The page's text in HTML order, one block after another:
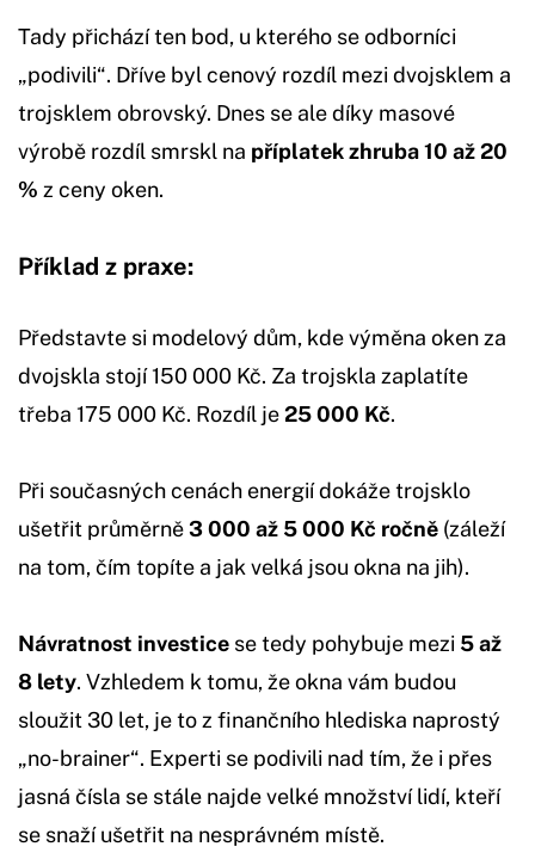
Tady přichází ten bod, u kterého se odborníci
„podivili“. Dříve byl cenový rozdíl mezi dvojsklem a
trojsklem obrovský. Dnes se ale díky masové
výrobě rozdíl smrskl na příplatek zhruba 10 až 20
% z ceny oken.
Příklad z praxe:
Představte si modelový dům, kde výměna oken za
dvojskla stojí 150 000 Kč. Za trojskla zaplatíte
třeba 175 000 Kč. Rozdíl je25 000 Kč.
Při současných cenách energií dokáže trojsklo
ušetřit průměrně3 000 až 5 000 Kč ročně (záleží
na tom, čím topíte a jak velká jsou okna na jih).
Návratnost investice se tedy pohybuje mezi 5 až
8 lety. Vzhledem k tomu, že okna vám budou
sloužit 30 let, je to z finančního hlediska naprostý
„no-brainer“. Experti se podivili nad tím, že i přes
jasná čísla se stále najde velké množství lidí, kteří
se snaží ušetřit na nesprávném místě.